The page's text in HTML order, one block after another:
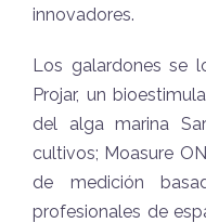
innovadores.
Los galardones se
Projar, un
del alga marina
cultivos; Moasure
de medición
profesionales de